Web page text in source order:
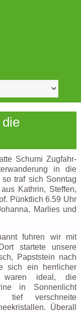
Schumi Zugfahr-
in die
traf sich Sonntag
Kathrin, Steffen,
Pünktlich 6.59 Uhr
Marlies und
fuhren wir mit
startete unsere
Papststein nach
sich ein herrlicher
waren ideal, die
in Sonnenlicht
tief verschneite
Überall